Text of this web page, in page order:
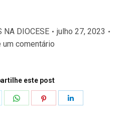
NA DIOCESE
julho 27, 2023
um comentário
este post